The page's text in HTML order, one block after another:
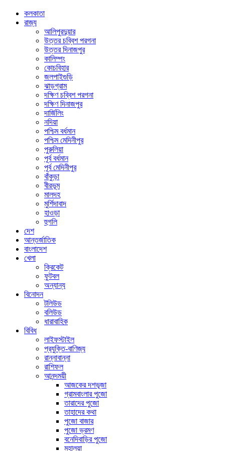
কলকাতা
রাজ্য
আলিপুরদুয়ার
উত্তর চব্বিশ পরগনা
উত্তর দিনাজপুর
কালিম্পং
কোচবিহার
জলপাইগুড়ি
ঝাড়গ্রাম
দক্ষিণ চব্বিশ পরগনা
দক্ষিণ দিনাজপুর
দার্জিলিং
নদিয়া
পশ্চিম বর্ধমান
পশ্চিম মেদিনীপুর
পুরুলিয়া
পূর্ব বর্ধমান
পূর্ব মেদিনীপুর
বাঁকুড়া
বীরভূম
মালদহ
মুর্শিদাবাদ
হাওড়া
হুগলি
দেশ
আন্তর্জাতিক
বাংলাদেশ
খেলা
ক্রিকেট
ফুটবল
অন্যান্য
বিনোদন
টলিউড
বলিউড
ধারাবাহিক
বিবিধ
লাইফস্টাইল
প্রযুক্তি-বাণিজ্য
রান্নাবান্না
রাশিফল
আনন্দময়ী
আজকের দশভূজা
গ্রামবাংলার পুজো
তারাদের পুজো
তাহাদের কথা
পুজো বাজার
পুজো ভ্রমণ
বনেদিবাড়ির পুজো
মহালয়া